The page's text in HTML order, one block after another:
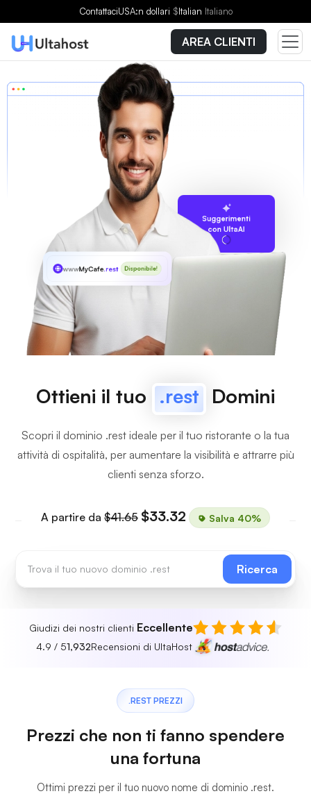
ContattaciUSA:n dollari $Italian Italiano
AREA CLIENTI
Suggerimenti
con UltaAI
wwwMyCafe.rest Disponibile!
Ottieni il tuo .rest Domini
Scopri il dominio .rest ideale per il tuo ristorante o la tua
attività di ospitalità, per aumentare la visibilità e attrarre più
clienti senza sforzo.
A partire da $41.65 $33.32 Salva 40%
Ricerca
Giudizi dei nostri clienti Eccellente
4.9 / 51,932Recensioni di UltaHost
.REST PREZZI
Prezzi che non ti fanno spendere
una fortuna
Ottimi prezzi per il tuo nuovo nome di dominio .rest.